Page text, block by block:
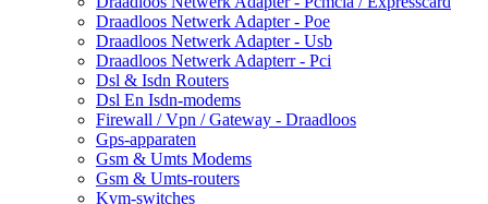
Draadloos Netwerk Adapter - Poe
Draadloos Netwerk Adapter - Usb
Draadloos Netwerk Adapterr - Pci
Dsl & Isdn Routers
Dsl En Isdn-modems
Firewall / Vpn / Gateway - Draadloos
Gps-apparaten
Gsm & Umts Modems
Gsm & Umts-routers
Kvm-switches